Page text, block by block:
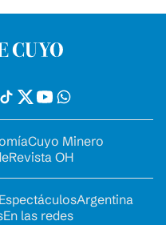
Cuyo Minero
Revista OH
EspectáculosArgentina
En las redes